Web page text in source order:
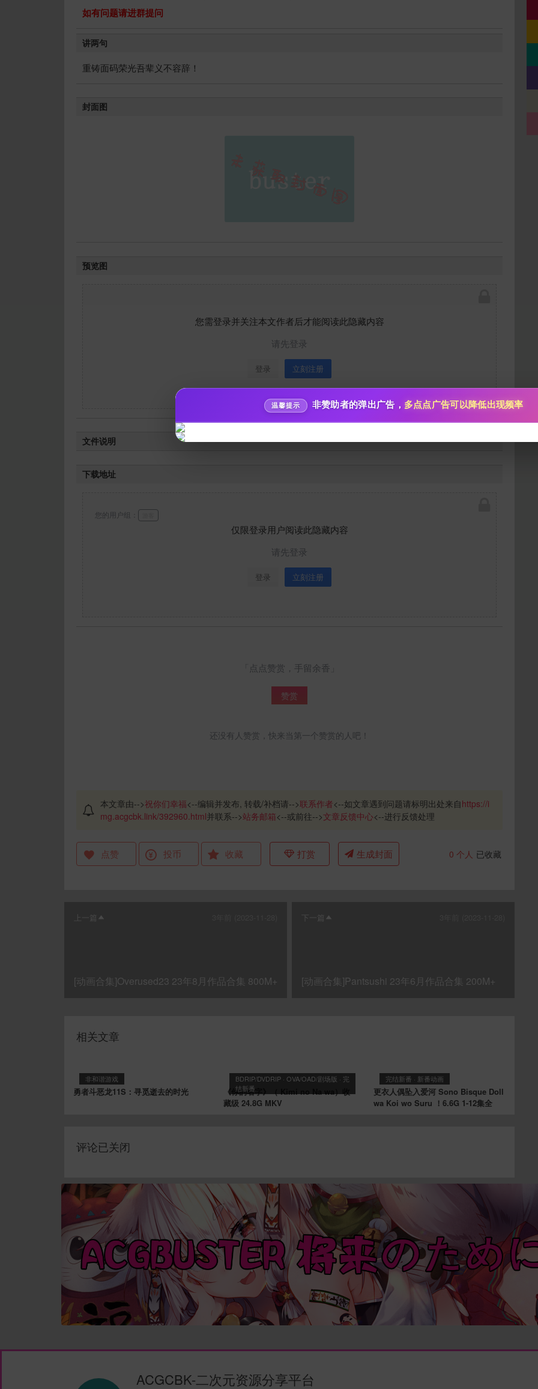
10分
如有问题请进群提问
讲两句
重铸面码荣光吾辈义不容辞！
封面图
预览图
您需登录并关注本文作者后才能阅读此隐藏内容
请先登录
登录 立刻注册
文件说明
下载地址
仅限登录用户阅读此隐藏内容
请先登录
登录 立刻注册
您的用户组：
「点点赞赏，手留余香」
赞赏
还没有人赞赏，快来当第一个赞赏的人吧！
本文章由-->祝你们幸福<--编辑并发布, 转载/补档请-->联系作者<--如文章遇到问题请标明出处来自https://i
mg.acgcbk.link/392960.html并联系-->站务邮箱<--或前往-->文章反馈中心<--进行反馈处理
点赞 投币 收藏 打赏 生成封面
分享到微博
0 个人 已收藏
上一篇
[动画合集]Overused23 23年8月作品合集 800M+
下一篇
[动画合集]Pantsushi 23年6月作品合集 200M+
相关文章
非和谐游戏
勇者斗恶龙11S：寻觅逝去的时光
BDRIP/DVDRIP · OVA/OAD/剧场版 · 完
结新番
《你的名字》（ Kimi no Na wa）收
藏级 24.8G MKV
完结新番 · 新番动画
更衣人偶坠入爱河 Sono Bisque Doll
wa Koi wo Suru ！6.6G 1-12集全
评论已关闭
ACGCBK-二次元资源分享平台
温馨提示 非赞助者的弹出广告， 多点点广告可以降低出现频率